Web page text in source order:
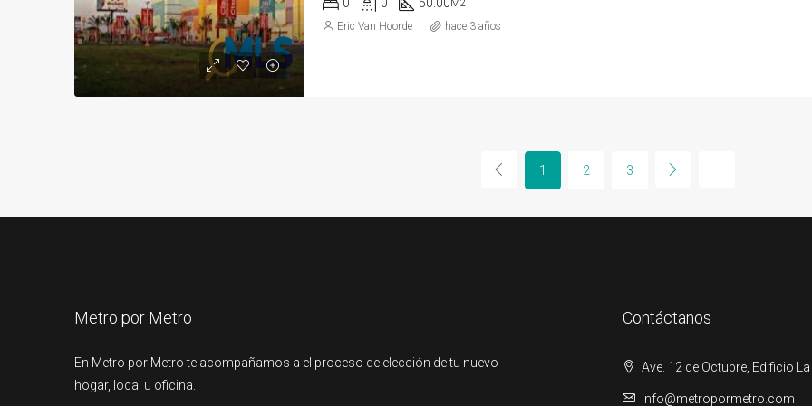
M2
Eric Van Hoorde hace 3 años
1 2 3
Metro por Metro
En Metro por Metro te acompañamos a el proceso de elección de tu nuevo
hogar, local u oficina.
Contáctanos
Ave. 12 de Octubre, Edificio La
info@metropormetro.com